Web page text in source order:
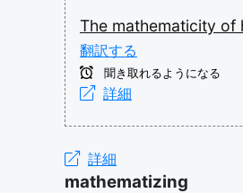
The mathematicity of
翻訳する
聞き取れるようになる
詳細
詳細
mathematizing